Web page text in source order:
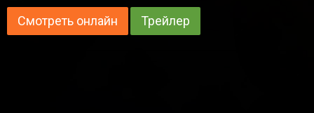
Смотреть онлайн Трейлер